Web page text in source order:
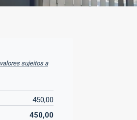
valores sujeitos a
450,00
450,00